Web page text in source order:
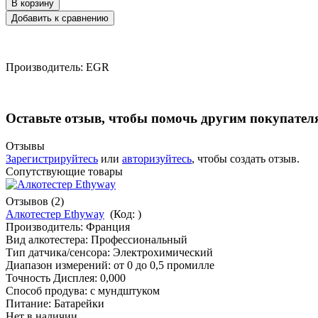
Производитель: EGR
Оставьте отзыв, чтобы помочь другим
Отзывы
Зарегистрируйтесь или авторизуйтесь, чтобы создать отзыв.
Сопутствующие товары
Отзывов (2)
Алкотестер Ethyway (Код: )
Производитель: Франция
Вид алкотестера: Профессиональный
Тип датчика/сенсора: Электрохимический
Диапазон измерений: от 0 до 0,5 промилле
Точность Дисплея: 0,000
Способ продува: с мундштуком
Питание: Батарейки